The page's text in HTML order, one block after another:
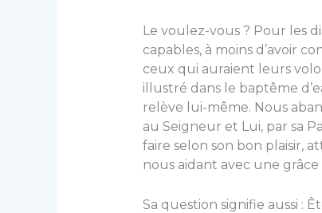
Le voulez-vous ? Pour les
capables, à moins d’avoir
ceux qui auraient leurs
illustré dans le baptême
relève lui-même. Nous
au Seigneur et Lui, par sa
faire selon son bon plaisir,
nous aidant avec une
Sa question signifie aussi :